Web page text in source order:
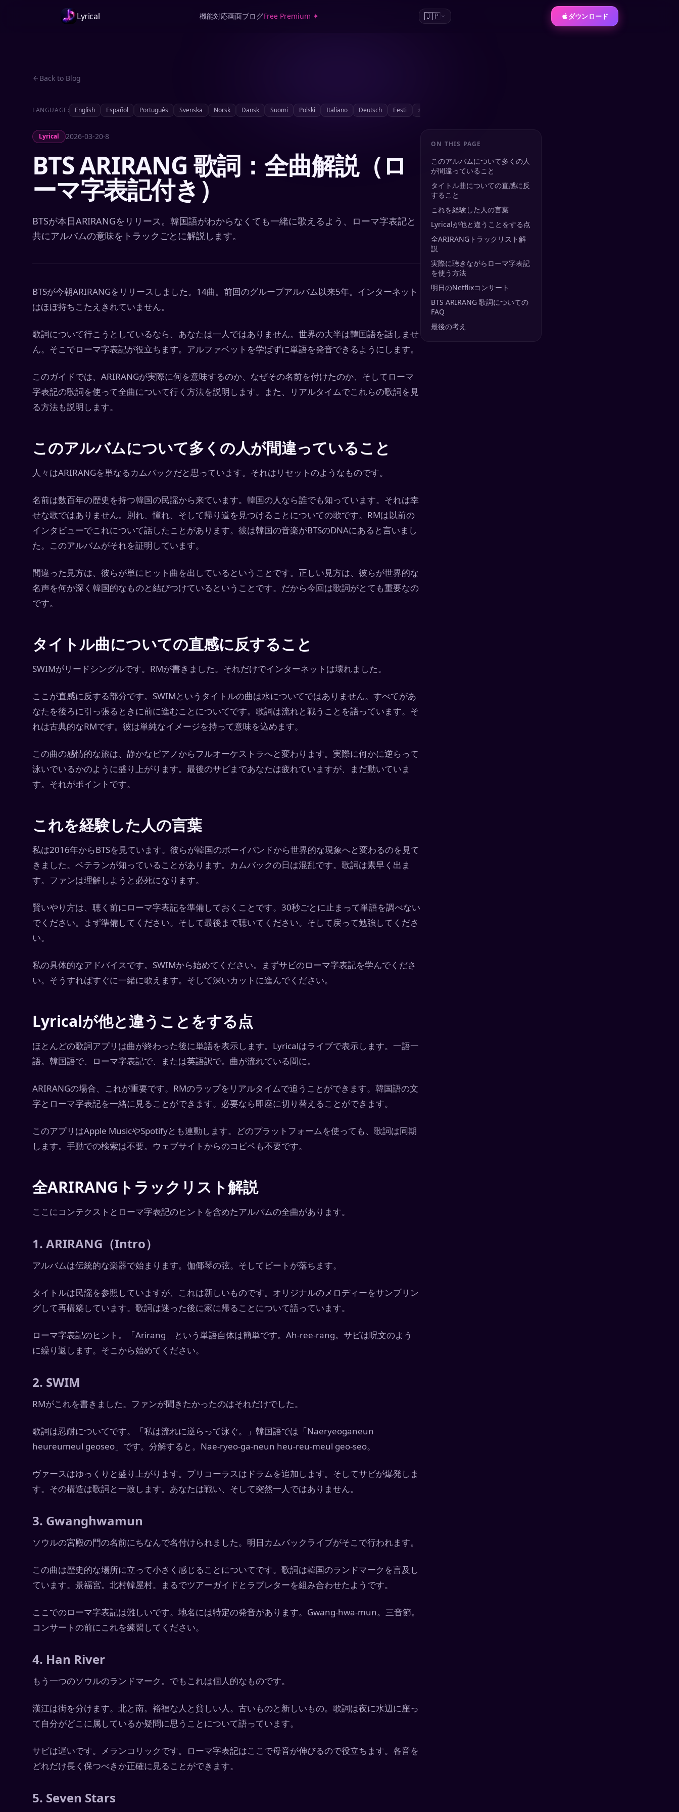
Lyrical 機能対応画面ブログFree Premium ✦ 🇯🇵 ダウンロード
Back to Blog
LANGUAGE: English Español Português Svenska Norsk Dansk Suomi Polski Italiano Deutsch Eesti ภาษาไทย
Lyrical 2026-03-20·8
BTS ARIRANG 歌詞：全曲解説（ロ
ーマ字表記付き）
BTSが本日ARIRANGをリリース。韓国語がわからなくても一緒に歌えるよう、ローマ字表記と
共にアルバムの意味をトラックごとに解説します。
BTSが今朝ARIRANGをリリースしました。14曲。前回のグループアルバム以来5年。インターネット
はほぼ持ちこたえきれていません。
歌詞について行こうとしているなら、あなたは一人ではありません。世界の大半は韓国語を話しませ
ん。そこでローマ字表記が役立ちます。アルファベットを学ばずに単語を発音できるようにします。
このガイドでは、ARIRANGが実際に何を意味するのか、なぜその名前を付けたのか、そしてローマ
字表記の歌詞を使って全曲について行く方法を説明します。また、リアルタイムでこれらの歌詞を見
る方法も説明します。
このアルバムについて多くの人が間違っていること
人々はARIRANGを単なるカムバックだと思っています。それはリセットのようなものです。
名前は数百年の歴史を持つ韓国の民謡から来ています。韓国の人なら誰でも知っています。それは幸
せな歌ではありません。別れ、憧れ、そして帰り道を見つけることについての歌です。RMは以前の
インタビューでこれについて話したことがあります。彼は韓国の音楽がBTSのDNAにあると言いまし
た。このアルバムがそれを証明しています。
間違った見方は、彼らが単にヒット曲を出しているということです。正しい見方は、彼らが世界的な
名声を何か深く韓国的なものと結びつけているということです。だから今回は歌詞がとても重要なの
です。
タイトル曲についての直感に反すること
SWIMがリードシングルです。RMが書きました。それだけでインターネットは壊れました。
ここが直感に反する部分です。SWIMというタイトルの曲は水についてではありません。すべてがあ
なたを後ろに引っ張るときに前に進むことについてです。歌詞は流れと戦うことを語っています。そ
れは古典的なRMです。彼は単純なイメージを持って意味を込めます。
この曲の感情的な旅は、静かなピアノからフルオーケストラへと変わります。実際に何かに逆らって
泳いでいるかのように盛り上がります。最後のサビまであなたは疲れていますが、まだ動いていま
す。それがポイントです。
これを経験した人の言葉
私は2016年からBTSを見ています。彼らが韓国のボーイバンドから世界的な現象へと変わるのを見て
きました。ベテランが知っていることがあります。カムバックの日は混乱です。歌詞は素早く出ま
す。ファンは理解しようと必死になります。
賢いやり方は、聴く前にローマ字表記を準備しておくことです。30秒ごとに止まって単語を調べない
でください。まず準備してください。そして最後まで聴いてください。そして戻って勉強してくださ
い。
私の具体的なアドバイスです。SWIMから始めてください。まずサビのローマ字表記を学んでくださ
い。そうすればすぐに一緒に歌えます。そして深いカットに進んでください。
Lyricalが他と違うことをする点
ほとんどの歌詞アプリは曲が終わった後に単語を表示します。Lyricalはライブで表示します。一語一
語。韓国語で、ローマ字表記で、または英語訳で。曲が流れている間に。
ARIRANGの場合、これが重要です。RMのラップをリアルタイムで追うことができます。韓国語の文
字とローマ字表記を一緒に見ることができます。必要なら即座に切り替えることができます。
このアプリはApple MusicやSpotifyとも連動します。どのプラットフォームを使っても、歌詞は同期
します。手動での検索は不要。ウェブサイトからのコピペも不要です。
全ARIRANGトラックリスト解説
ここにコンテクストとローマ字表記のヒントを含めたアルバムの全曲があります。
1. ARIRANG（Intro）
アルバムは伝統的な楽器で始まります。伽倻琴の弦。そしてビートが落ちます。
タイトルは民謡を参照していますが、これは新しいものです。オリジナルのメロディーをサンプリン
グして再構築しています。歌詞は迷った後に家に帰ることについて語っています。
ローマ字表記のヒント。「Arirang」という単語自体は簡単です。Ah-ree-rang。サビは呪文のよう
に繰り返します。そこから始めてください。
2. SWIM
RMがこれを書きました。ファンが聞きたかったのはそれだけでした。
歌詞は忍耐についてです。「私は流れに逆らって泳ぐ。」韓国語では「Naeryeoganeun
heureumeul geoseo」です。分解すると。Nae-ryeo-ga-neun heu-reu-meul geo-seo。
ヴァースはゆっくりと盛り上がります。プリコーラスはドラムを追加します。そしてサビが爆発しま
す。その構造は歌詞と一致します。あなたは戦い、そして突然一人ではありません。
3. Gwanghwamun
ソウルの宮殿の門の名前にちなんで名付けられました。明日カムバックライブがそこで行われます。
この曲は歴史的な場所に立って小さく感じることについてです。歌詞は韓国のランドマークを言及し
ています。景福宮。北村韓屋村。まるでツアーガイドとラブレターを組み合わせたようです。
ここでのローマ字表記は難しいです。地名には特定の発音があります。Gwang-hwa-mun。三音節。
コンサートの前にこれを練習してください。
4. Han River
もう一つのソウルのランドマーク。でもこれは個人的なものです。
漢江は街を分けます。北と南。裕福な人と貧しい人。古いものと新しいもの。歌詞は夜に水辺に座っ
て自分がどこに属しているか疑問に思うことについて語っています。
サビは遅いです。メランコリックです。ローマ字表記はここで母音が伸びるので役立ちます。各音を
どれだけ長く保つべきか正確に見ることができます。
5. Seven Stars
ON THIS PAGE
このアルバムについて多くの人
が間違っていること
タイトル曲についての直感に反
すること
これを経験した人の言葉
Lyricalが他と違うことをする点
全ARIRANGトラックリスト解
説
実際に聴きながらローマ字表記
を使う方法
明日のNetflixコンサート
BTS ARIRANG 歌詞についての
FAQ
最後の考え